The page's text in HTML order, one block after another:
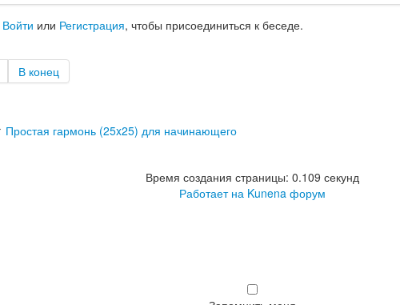
Войти или Регистрация, чтобы присоединиться к беседе.
В конец
Простая гармонь (25x25) для начинающего
Время создания страницы: 0.109 секунд
Работает на Kunena форум